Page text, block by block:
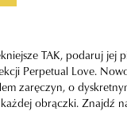
TAK, podaruj jej
Perpetual Love.
zaręczyn, o
obrączki. Znajdź